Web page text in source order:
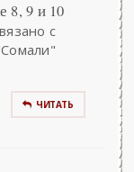
8, 9 и 10
с
ЧИТАТЬ